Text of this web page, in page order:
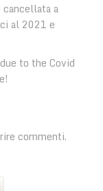
cancellata a
al 2021 e
to the Covid
commenti.